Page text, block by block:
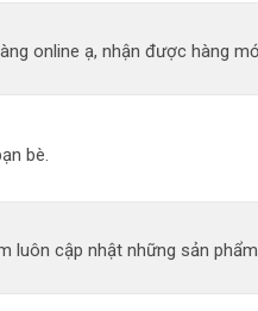
online ạ, nhận được hàng
bè.
luôn cập nhật những sản